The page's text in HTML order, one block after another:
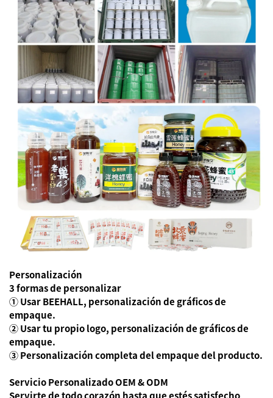
Personalización
3 formas de personalizar
① Usar BEEHALL, personalización de gráficos de
empaque.
② Usar tu propio logo, personalización de gráficos de
empaque.
③ Personalización completa del empaque del producto.
Servicio Personalizado OEM & ODM
Servirte de todo corazón hasta que estés satisfecho